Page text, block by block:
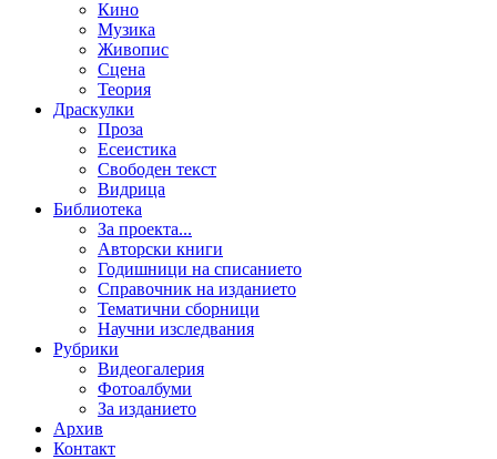
Кино
Музика
Живопис
Сцена
Теория
Драскулки
Проза
Есеистика
Свободен текст
Видрица
Библиотека
За проекта...
Авторски книги
Годишници на списанието
Справочник на изданието
Тематични сборници
Научни изследвания
Рубрики
Видеогалерия
Фотоалбуми
За изданието
Архив
Контакт